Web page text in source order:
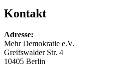
Kontakt
Adresse:
Mehr Demokratie e.V.
Greifswalder Str. 4
10405 Berlin